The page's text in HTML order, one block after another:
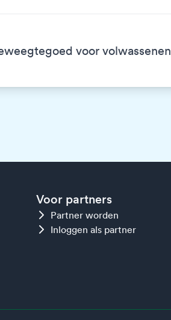
voor volwassenen
Voor partners
Partner worden
Inloggen als partner